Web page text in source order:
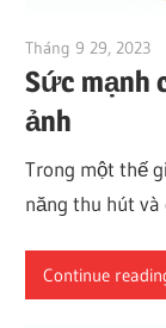
Tháng 9 29, 2023
Sức mạnh
ảnh
Trong một thế
năng thu hút và
Continue